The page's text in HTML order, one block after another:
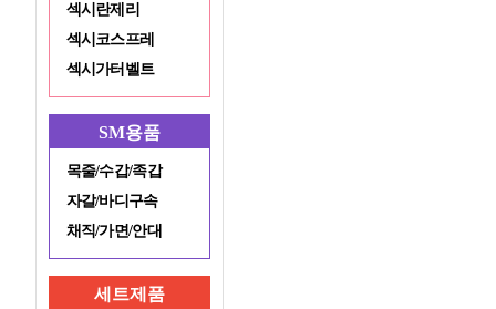
섹시란제리
섹시코스프레
섹시가터벨트
SM용품
목줄/수갑/족갑
자갈/바디구속
채직/가면/안대
세트제품